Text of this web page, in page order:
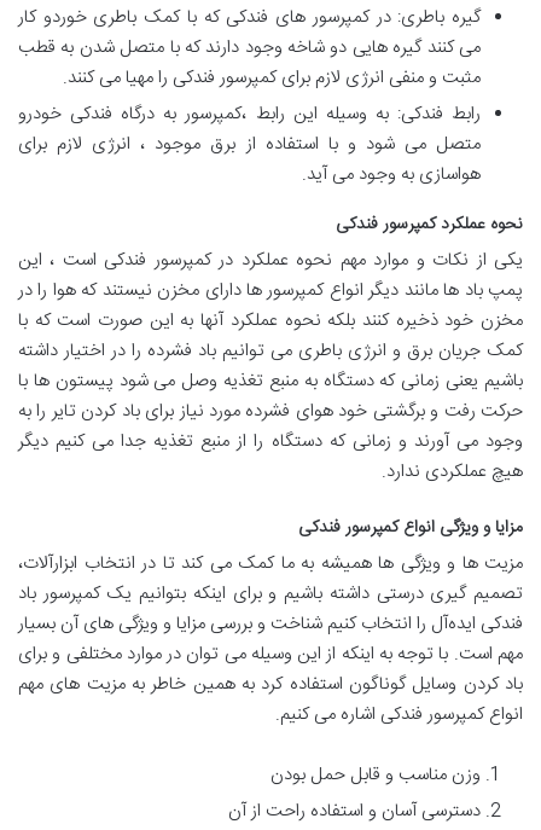
گیره باطری: در کمپرسور های فندکی که با کمک باطری خوردو کار
می کنند گیره هایی دو شاخه وجود دارند که با متصل شدن به قطب
مثبت و منفی انرژی لازم برای کمپرسور فندکی را مهیا می کنند.
رابط فندکی: به وسیله این رابط ،کمپرسور به درگاه فندکی خودرو
متصل می شود و با استفاده از برق موجود ، انرژی لازم برای
هواسازی به وجود می آید.
نحوه عملکرد کمپرسور فندکی
یکی از نکات و موارد مهم نحوه عملکرد در کمپرسور فندکی است ، این
پمپ باد ها مانند دیگر انواع کمپرسور ها دارای مخزن نیستند که هوا را در
مخزن خود ذخیره کنند بلکه نحوه عملکرد آنها به این صورت است که با
کمک جریان برق و انرژی باطری می توانیم باد فشرده را در اختیار داشته
باشیم یعنی زمانی که دستگاه به منبع تغذیه وصل می شود پیستون ها با
حرکت رفت و برگشتی خود هوای فشرده مورد نیاز برای باد کردن تایر را به
وجود می آورند و زمانی که دستگاه را از منبع تغذیه جدا می کنیم دیگر
هیچ عملکردی ندارد.
مزایا و ویژگی انواع کمپرسور فندکی
مزیت ها و ویژگی ها همیشه به ما کمک می کند تا در انتخاب ابزارآلات،
تصمیم گیری درستی داشته باشیم و برای اینکه بتوانیم یک کمپرسور باد
فندکی ایده‌آل را انتخاب کنیم شناخت و بررسی مزایا و ویژگی های آن بسیار
مهم است. با توجه به اینکه از این وسیله می توان در موارد مختلفی و برای
باد کردن وسایل گوناگون استفاده کرد به همین خاطر به مزیت های مهم
انواع کمپرسور فندکی اشاره می کنیم.
وزن مناسب و قابل حمل بودن
دسترسی آسان و استفاده راحت از آن